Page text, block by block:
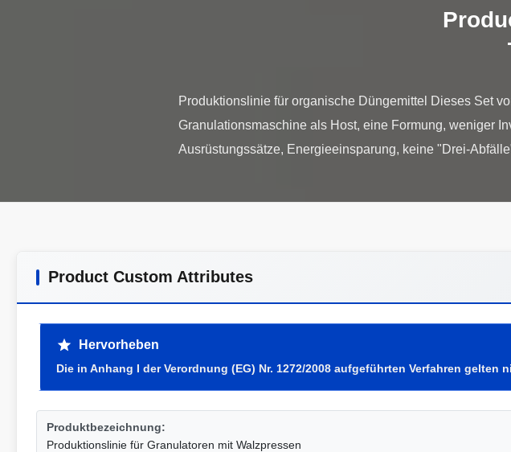
Produktionslinie für organische Düngemittel Dieses Set
Granulationsmaschine als Host, eine Formung, weniger
Product Custom Attributes
Hervorheben
Die in Anhang I der Verordnung (EG) Nr. 1272/2008 aufgeführten Verfahren
Produktbezeichnung:
Produktionslinie für Granulatoren mit Walzpressen